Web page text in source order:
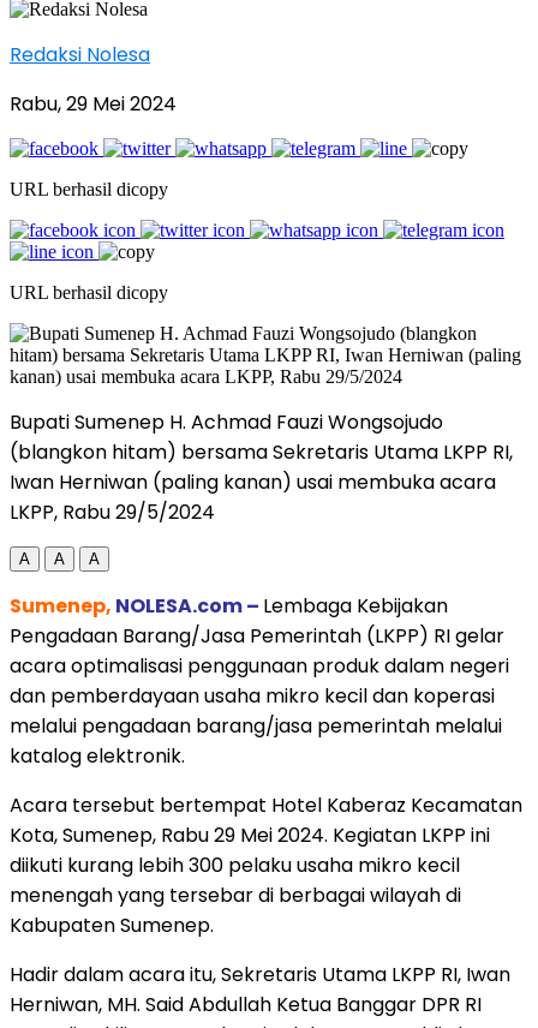
Redaksi Nolesa
Rabu, 29 Mei 2024
URL berhasil dicopy
URL berhasil dicopy
Bupati Sumenep H. Achmad Fauzi Wongsojudo
(blangkon hitam) bersama Sekretaris Utama LKPP RI,
Iwan Herniwan (paling kanan) usai membuka acara
LKPP, Rabu 29/5/2024
A A A
Sumenep, NOLESA.com – Lembaga Kebijakan
Pengadaan Barang/Jasa Pemerintah (LKPP) RI gelar
acara optimalisasi penggunaan produk dalam negeri
dan pemberdayaan usaha mikro kecil dan koperasi
melalui pengadaan barang/jasa pemerintah melalui
katalog elektronik.
Acara tersebut bertempat Hotel Kaberaz Kecamatan
Kota, Sumenep, Rabu 29 Mei 2024. Kegiatan LKPP ini
diikuti kurang lebih 300 pelaku usaha mikro kecil
menengah yang tersebar di berbagai wilayah di
Kabupaten Sumenep.
Hadir dalam acara itu, Sekretaris Utama LKPP RI, Iwan
Herniwan, MH. Said Abdullah Ketua Banggar DPR RI